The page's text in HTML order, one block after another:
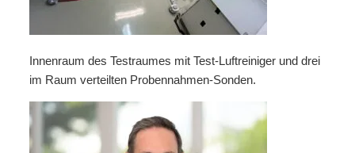
Innenraum des Testraumes mit Test-Luftreiniger und drei
im Raum verteilten Probennahmen-Sonden.